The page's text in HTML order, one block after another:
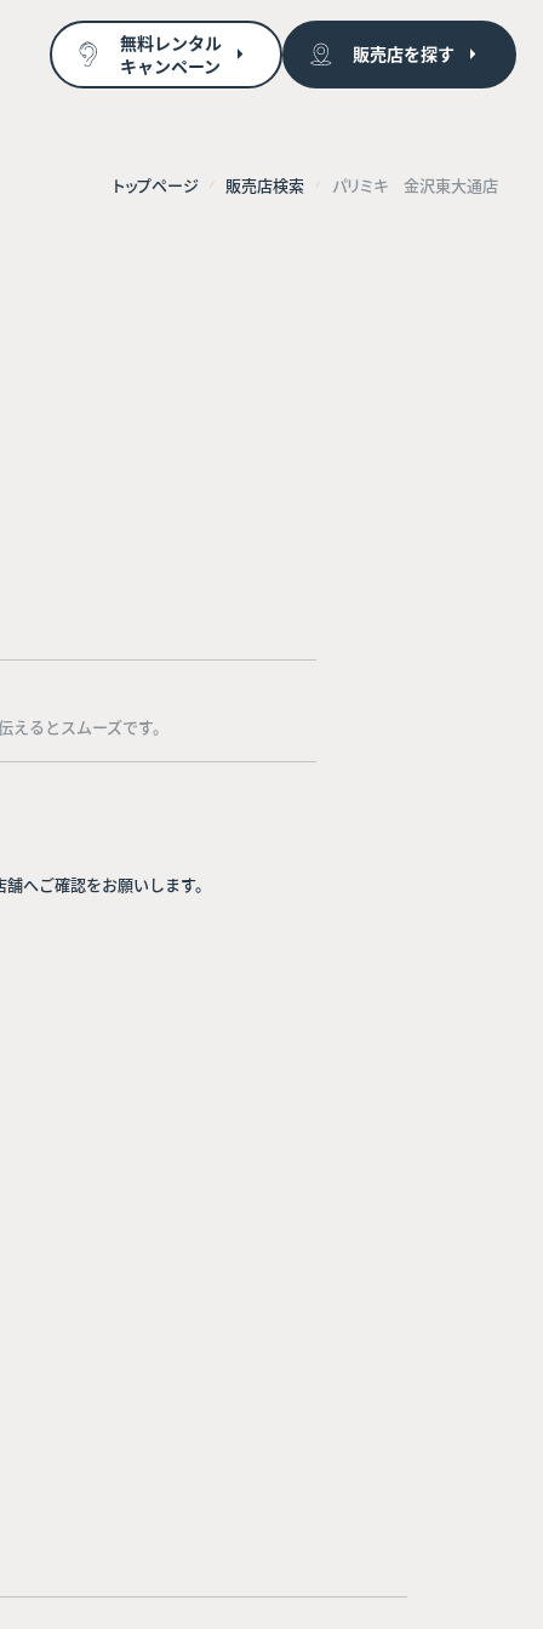
無料レンタル
キャンペーン
販売店を探す
トップページ 販売店検索 パリミキ 金沢東大通店
るとスムーズです。
へご確認をお願いします。